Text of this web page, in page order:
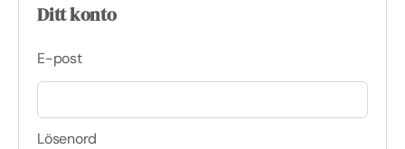
Ditt konto
E-post
Lösenord